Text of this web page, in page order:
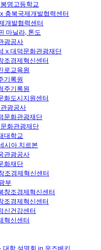
명고등학교
충북국제개발협력센터
개발협력센터
마닐라, 톤도
광공사
x 대덕문화관광재단
조경제혁신센터
로교육원
기록원
주기록원
화도시지원센터
광공사
문화관광재단
화관광재단
대학교
시아 치르본
관광공사
화재단
조경제혁신센터
부
창조경제혁신센터
조경제혁신센터
신건강센터
혁신센터
대학 설명회 in 우즈베키